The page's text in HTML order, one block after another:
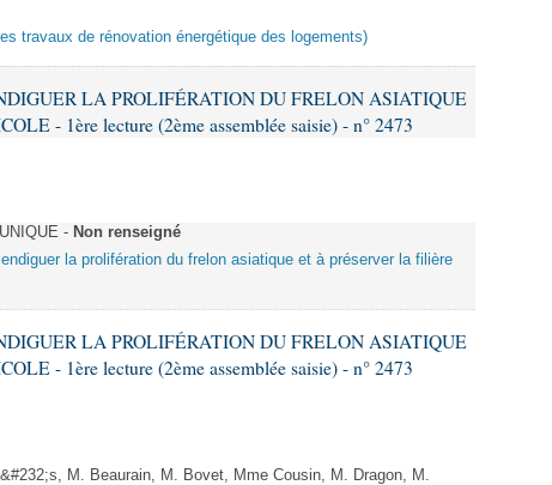
travaux de rénovation énergétique des logements)
LA PROLIFÉRATION DU FRELON ASIATIQUE
- 1ère lecture (2ème assemblée saisie) - n° 2473
- Non renseigné
la prolifération du frelon asiatique et à préserver la filière
LA PROLIFÉRATION DU FRELON ASIATIQUE
- 1ère lecture (2ème assemblée saisie) - n° 2473
M. Beaurain, M. Bovet, Mme Cousin, M. Dragon, M.